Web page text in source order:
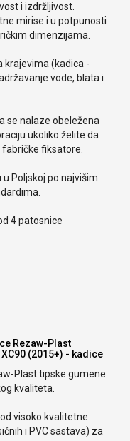
i izdržljivost.
mirise i u potpunosti
dimenzijama.
krajevima (kadica -
vode, blata i
se nalaze obeležena
ukoliko želite da
fiksatore.
u Poljskoj po najvišim
4 patosnice
Rezaw-Plast
(2015+) - kadice
Plast tipske gumene
kvaliteta.
visoko kvalitetne
i PVC sastava) za